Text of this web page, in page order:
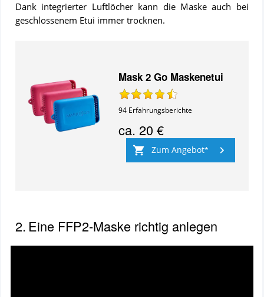
Dank integrierter Luftlöcher kann die Maske auch bei
geschlossenem Etui immer trocknen.
Mask 2 Go Maskenetui
94 Erfahrungsberichte
ca.20 €
Zum Angebot
2. Eine FFP2-Maske richtig anlegen